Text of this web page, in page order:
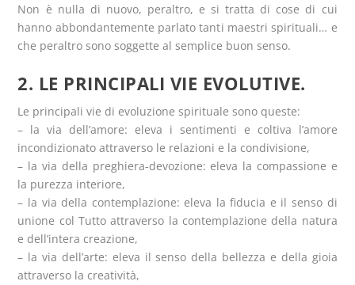
Non è nulla di nuovo, peraltro, e si tratta di cose di cui
hanno abbondantemente parlato tanti maestri spirituali… e
che peraltro sono soggette al semplice buon senso.
2. LE PRINCIPALI VIE EVOLUTIVE.
Le principali vie di evoluzione spirituale sono queste:
– la via dell’amore: eleva i sentimenti e coltiva l’amore
incondizionato attraverso le relazioni e la condivisione,
– la via della preghiera-devozione: eleva la compassione e
la purezza interiore,
– la via della contemplazione: eleva la fiducia e il senso di
unione col Tutto attraverso la contemplazione della natura
e dell’intera creazione,
– la via dell’arte: eleva il senso della bellezza e della gioia
attraverso la creatività,